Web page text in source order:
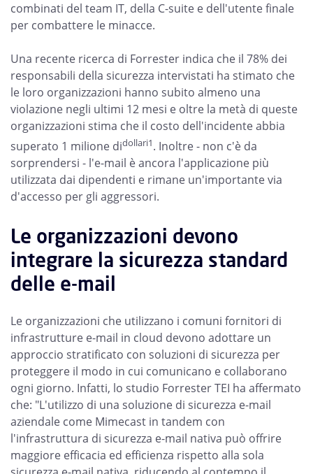
combinati del team IT, della C-suite e dell'utente finale
per combattere le minacce.
Una recente ricerca di Forrester indica che il 78% dei
responsabili della sicurezza intervistati ha stimato che
le loro organizzazioni hanno subito almeno una
violazione negli ultimi 12 mesi e oltre la metà di queste
organizzazioni stima che il costo dell'incidente abbia
superato 1 milione didollari1. Inoltre - non c'è da
sorprendersi - l'e-mail è ancora l'applicazione più
utilizzata dai dipendenti e rimane un'importante via
d'accesso per gli aggressori.
Le organizzazioni devono
integrare la sicurezza standard
delle e-mail
Le organizzazioni che utilizzano i comuni fornitori di
infrastrutture e-mail in cloud devono adottare un
approccio stratificato con soluzioni di sicurezza per
proteggere il modo in cui comunicano e collaborano
ogni giorno. Infatti, lo studio Forrester TEI ha affermato
che: "L'utilizzo di una soluzione di sicurezza e-mail
aziendale come Mimecast in tandem con
l'infrastruttura di sicurezza e-mail nativa può offrire
maggiore efficacia ed efficienza rispetto alla sola